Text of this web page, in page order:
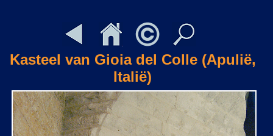
Kasteel van Gioia del Colle (Apulië,
Italië)